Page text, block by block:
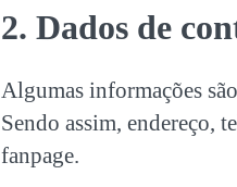
2. Dados de
Algumas informações são
Sendo assim, endereço,
fanpage.